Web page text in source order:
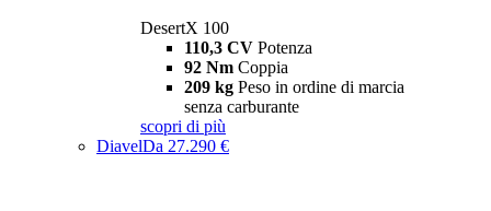
DesertX 100
110,3 CV Potenza
92 Nm Coppia
209 kg Peso in ordine di marcia
senza carburante
scopri di più
DiavelDa 27.290 €